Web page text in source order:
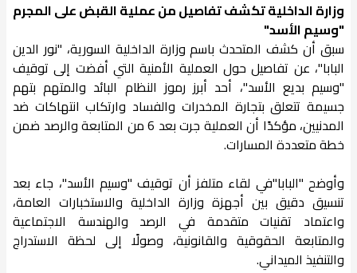
وزارة الداخلية تكشف تفاصيل من عملية القبض على المجرم
"وسيم الأسد"
سبق أن كشف المتحدث باسم وزارة الداخلية السورية، "نور الدين
البابا"، عن تفاصيل حول العملية الأمنية التي أفضت إلى توقيف
"وسيم بديع الأسد"، أحد أبرز رموز النظام البائد والمتهم بتهم
جسيمة تتعلق بتجارة المخدرات والفساد وارتكاب انتهاكات ضد
المدنيين، مؤكدًا أن العملية جرت بعد 6 من المتابعة والرصد ضمن
خطة متعددة المسارات.
وأوضح "البابا"في لقاء متلفز أن توقيف "وسيم الأسد"، جاء بعد
تنسيق دقيق بين أجهزة وزارة الداخلية والاستخبارات العامة،
واعتماد تقنيات متقدمة في الرصد والهندسة الاجتماعية
والمتابعة الحقوقية والقانونية، وصولًا إلى لحظة الاستدراج
والتنفيذ الميداني.